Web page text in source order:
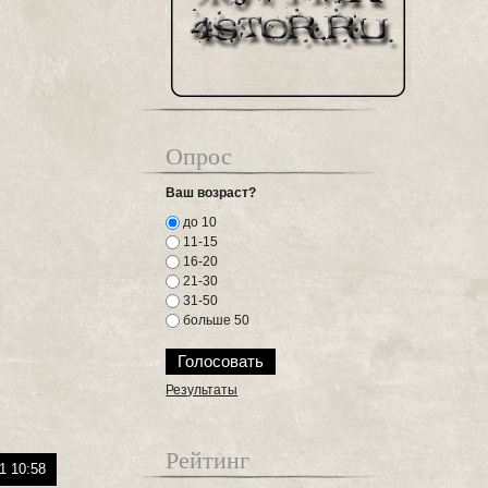
10:58
Опрос
Ваш возраст?
до 10
11-15
16-20
21-30
31-50
больше 50
Результаты
Рейтинг